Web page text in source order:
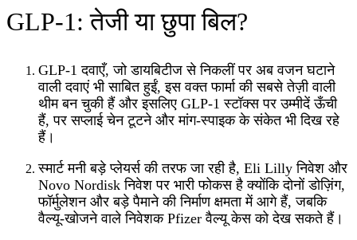
GLP-1: तेजी या छुपा बिल?
GLP-1 दवाएँ, जो डायबिटीज से निकलीं पर अब वजन घटाने
वाली दवाएं भी साबित हुईं, इस वक्त फार्मा की सबसे तेज़ी वाली
थीम बन चुकी हैं और इसलिए GLP-1 स्टॉक्स पर उम्मीदें ऊँची
हैं, पर सप्लाई चेन टूटने और मांग-स्पाइक के संकेत भी दिख रहे
हैं।
स्मार्ट मनी बड़े प्लेयर्स की तरफ जा रही है, Eli Lilly निवेश और
Novo Nordisk निवेश पर भारी फोकस है क्योंकि दोनों डोज़िंग,
फॉर्मुलेशन और बड़े पैमाने की निर्माण क्षमता में आगे हैं, जबकि
वैल्यू-खोजने वाले निवेशक Pfizer वैल्यू केस को देख सकते हैं।